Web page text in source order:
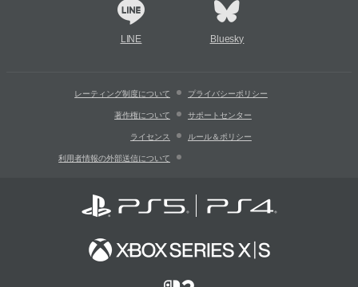
LINE Bluesky
レーティング制度について プライバシーポリシー
著作権について サポートセンター
ライセンス ルール＆ポリシー
利用者情報の外部送信について